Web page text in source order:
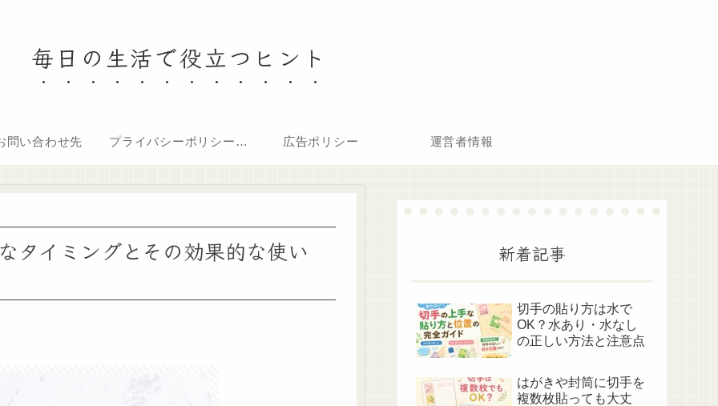
毎日の生活で役立つヒント
問い合わせ先 プライバシーポリシー・免責事項 広告ポリシー 運営者情報
タイミングとその効果的な使い 新着記事
切手の貼り方は水で
OK？水あり・水なし
の正しい方法と注意点
はがきや封筒に切手を
複数枚貼っても大丈